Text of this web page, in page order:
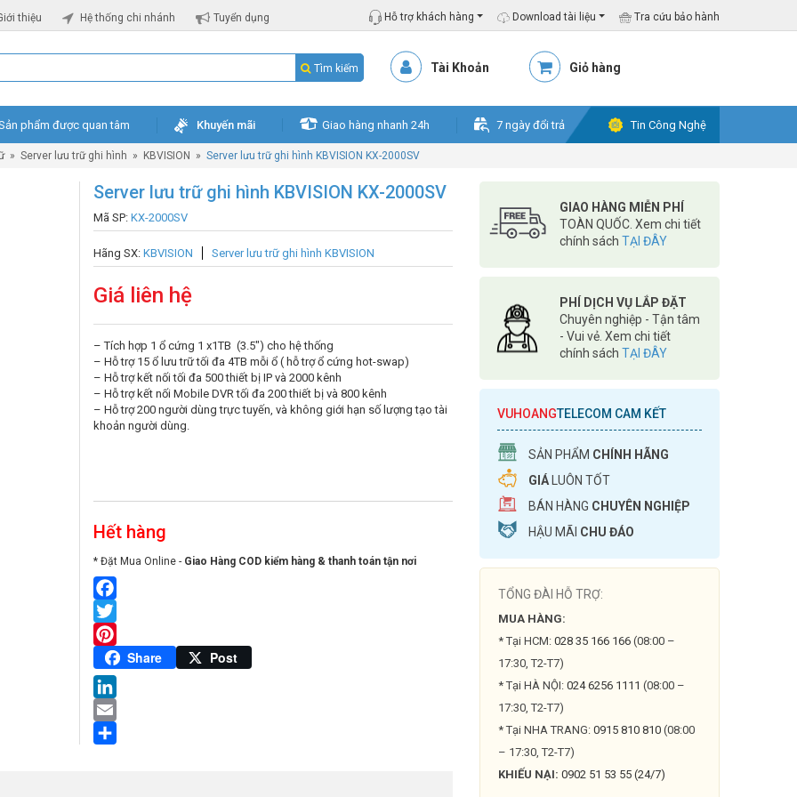
thiệu Hệ thống chi nhánh Tuyển dụng Hỗ trợ khách hàng Download tài liệu Tra cứu bảo hành
Tìm kiếm Tài Khoản Giỏ hàng
phẩm được quan tâm Khuyến mãi Giao hàng nhanh 24h 7 ngày đổi trả Tin Công Nghệ
» Server lưu trữ ghi hình » KBVISION » Server lưu trữ ghi hình KBVISION KX-2000SV
Server lưu trữ ghi hình KBVISION KX-2000SV
Mã SP: KX-2000SV
Hãng SX: KBVISION Server lưu trữ ghi hình KBVISION
Giá liên hệ
– Tích hợp 1 ổ cứng 1 x1TB (3.5″) cho hệ thống
– Hỗ trợ 15 ổ lưu trữ tối đa 4TB mỗi ổ ( hỗ trợ ổ cứng hot-swap)
– Hỗ trợ kết nối tối đa 500 thiết bị IP và 2000 kênh
– Hỗ trợ kết nối Mobile DVR tối đa 200 thiết bị và 800 kênh
– Hỗ trợ 200 người dùng trực tuyến, và không giới hạn số lượng tạo tài
khoản người dùng.
Hết hàng
* Đặt Mua Online - Giao Hàng COD kiểm hàng & thanh toán tận nơi
Facebook
Twitter
Pinterest
Share Post
LinkedIn
Email
GIAO HÀNG MIỄN PHÍ
TOÀN QUỐC. Xem chi tiết
chính sách TẠI ĐÂY
PHÍ DỊCH VỤ LẮP ĐẶT
Chuyên nghiệp - Tận tâm
- Vui vẻ. Xem chi tiết
chính sách TẠI ĐÂY
VUHOANGTELECOM CAM KẾT
SẢN PHẨM CHÍNH HÃNG
GIÁ LUÔN TỐT
BÁN HÀNG CHUYÊN NGHIỆP
HẬU MÃI CHU ĐÁO
TỔNG ĐÀI HỖ TRỢ:
MUA HÀNG:
* Tại HCM: 028 35 166 166 (08:00 –
17:30, T2-T7)
* Tại HÀ NỘI: 024 6256 1111 (08:00 –
17:30, T2-T7)
* Tại NHA TRANG: 0915 810 810 (08:00
– 17:30, T2-T7)
KHIẾU NẠI: 0902 51 53 55 (24/7)